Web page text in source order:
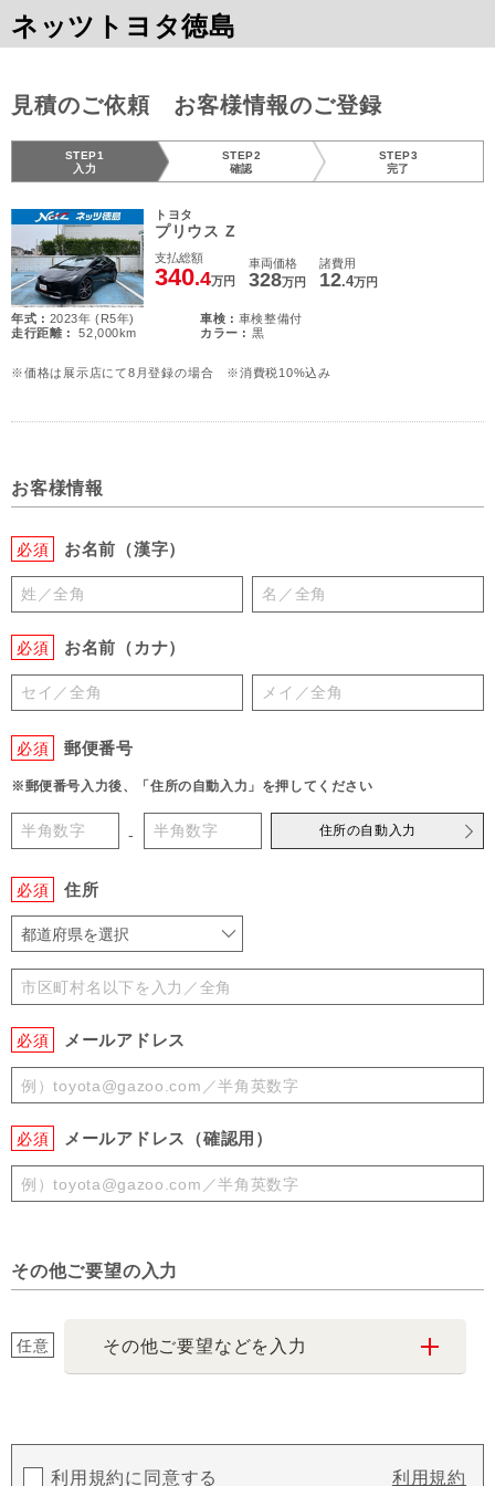
ネッツトヨタ徳島
見積のご依頼 お客様情報のご登録
STEP1
入力
STEP2
確認
STEP3
完了
トヨタ
プリウス Z
支払総額
340.4万円
車両価格
328万円
諸費用
12.4万円
年式 : 2023年 (R5年) 車検 : 車検整備付
走行距離 :
52,000km カラー : 黒
※価格は展示店にて8月登録の場合 ※消費税10%込み
お客様情報
必須 お名前（漢字）
必須 お名前（カナ）
必須 郵便番号
※郵便番号入力後、「住所の自動入力」を押してください
- 住所の自動入力
必須 住所
都道府県を選択
必須 メールアドレス
必須 メールアドレス（確認用）
その他ご要望の入力
任意 その他ご要望などを入力
利用規約に同意する 利用規約